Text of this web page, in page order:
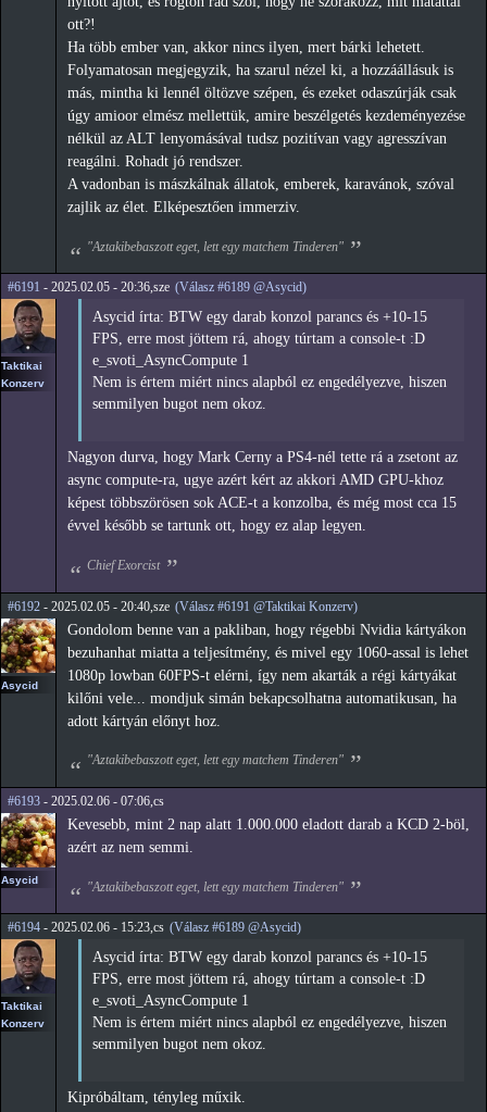
ott?!
Ha több ember van, akkor nincs ilyen, mert bárki lehetett.
Folyamatosan megjegyzik, ha szarul nézel ki, a hozzáállásuk is
más, mintha ki lennél öltözve szépen, és ezeket odaszúrják csak
úgy amioor elmész mellettük, amire beszélgetés kezdeményezése
nélkül az ALT lenyomásával tudsz pozitívan vagy agresszívan
reagálni. Rohadt jó rendszer.
A vadonban is mászkálnak állatok, emberek, karavánok, szóval
zajlik az élet. Elképesztően immerziv.
"Aztakibebaszott eget, lett egy matchem Tinderen"
#6191 - 2025.02.05 - 20:36,sze (Válasz #6189 @Asycid)
Taktikai
Konzerv
Asycid írta: BTW egy darab konzol parancs és +10-15
FPS, erre most jöttem rá, ahogy túrtam a console-t :D
e_svoti_AsyncCompute 1
Nem is értem miért nincs alapból ez engedélyezve, hiszen
semmilyen bugot nem okoz.
Nagyon durva, hogy Mark Cerny a PS4-nél tette rá a zsetont az
async compute-ra, ugye azért kért az akkori AMD GPU-khoz
képest többszörösen sok ACE-t a konzolba, és még most cca 15
évvel később se tartunk ott, hogy ez alap legyen.
Chief Exorcist
#6192 - 2025.02.05 - 20:40,sze (Válasz #6191 @Taktikai Konzerv)
Asycid
Gondolom benne van a pakliban, hogy régebbi Nvidia kártyákon
bezuhanhat miatta a teljesítmény, és mivel egy 1060-assal is lehet
1080p lowban 60FPS-t elérni, így nem akarták a régi kártyákat
kilőni vele... mondjuk simán bekapcsolhatna automatikusan, ha
adott kártyán előnyt hoz.
"Aztakibebaszott eget, lett egy matchem Tinderen"
#6193 - 2025.02.06 - 07:06,cs
Asycid
Kevesebb, mint 2 nap alatt 1.000.000 eladott darab a KCD 2-böl,
azért az nem semmi.
"Aztakibebaszott eget, lett egy matchem Tinderen"
#6194 - 2025.02.06 - 15:23,cs (Válasz #6189 @Asycid)
Taktikai
Konzerv
Asycid írta: BTW egy darab konzol parancs és +10-15
FPS, erre most jöttem rá, ahogy túrtam a console-t :D
e_svoti_AsyncCompute 1
Nem is értem miért nincs alapból ez engedélyezve, hiszen
semmilyen bugot nem okoz.
Kipróbáltam, tényleg műxik.